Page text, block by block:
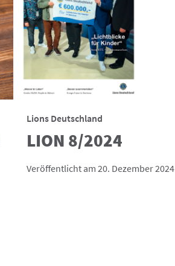
Lions Deutschland
LION 8/2024
Veröffentlicht am 20. Dezember 2024